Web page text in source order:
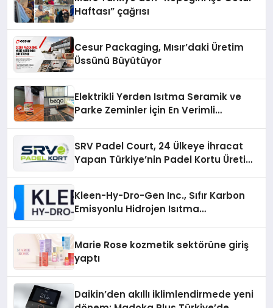
Haftası” çağrısı
Cesur Packaging, Mısır’daki Üretim
Üssünü Büyütüyor
Elektrikli Yerden Isıtma Seramik ve
Parke Zeminler İçin En Verimli
SRV Padel Court, 24 Ülkeye İhracat
Yapan Türkiye’nin Padel Kortu Üretim
Kleen-Hy-Dro-Gen Inc., Sıfır Karbon
Emisyonlu Hidrojen Isıtma
Marie Rose kozmetik sektörüne giriş
yaptı
Daikin’den akıllı iklimlendirmede yeni